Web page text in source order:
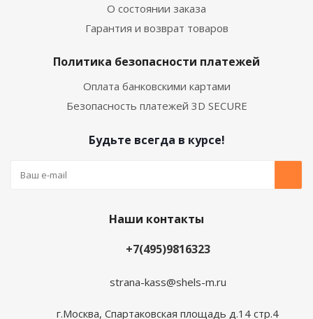
О состоянии заказа
Гарантия и возврат товаров
Политика безопасности платежей
Оплата банковскими картами
Безопасность платежей 3D SECURE
Будьте всегда в курсе!
Наши контакты
+7(495)9816323
strana-kass@shels-m.ru
г.Москва, Спартаковская площадь д.14 стр.4